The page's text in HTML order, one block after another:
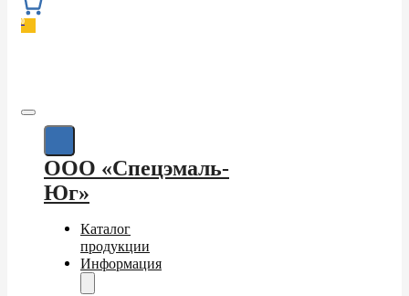
0
ООО «Спецэмаль-
Юг»
Каталог
продукции
Информация